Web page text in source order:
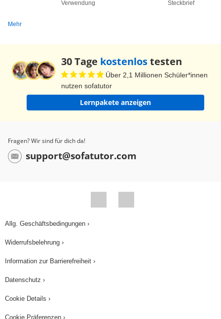
Verwendung
Steckbrief
Mehr
30 Tage kostenlostesten
Über 2,1 Millionen Schüler*innen
nutzen sofatutor
Lernpakete anzeigen
Fragen? Wir sind für dich da!
support@sofatutor.com
Allg. Geschäftsbedingungen ›
Widerrufsbelehrung ›
Information zur Barrierefreiheit ›
Datenschutz ›
Cookie Details ›
Cookie Präferenzen ›